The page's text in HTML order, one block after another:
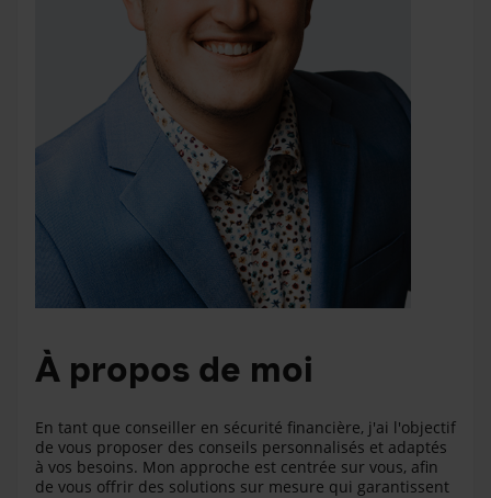
À propos de moi
En tant que conseiller en sécurité financière, j'ai l'objectif
de vous proposer des conseils personnalisés et adaptés
à vos besoins. Mon approche est centrée sur vous, afin
de vous offrir des solutions sur mesure qui garantissent